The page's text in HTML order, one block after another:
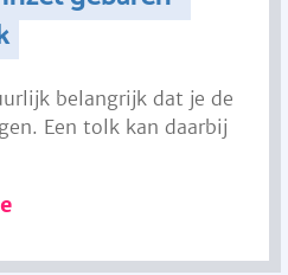
belangrijk dat je de
Een tolk kan daarbij